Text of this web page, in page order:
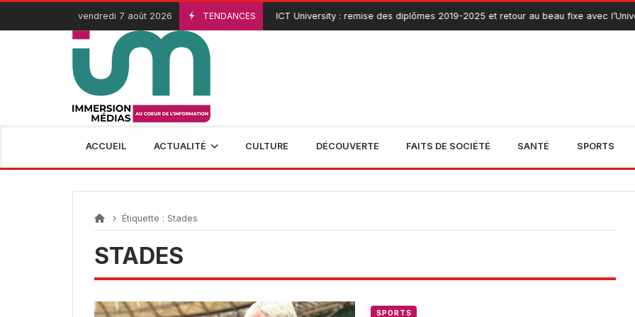
Passer
contenu
vendredi 7 août 2026 TENDANCES
3 Août 2026 ICT University : remise des diplômes 2019-2025 et retour au beau fixe avec
ACCUEIL ACTUALITÉ CULTURE DÉCOUVERTE FAITS DE SOCIÉTÉ SANTÉ SPORTS
Étiquette : Stades
STADES
SPORTS